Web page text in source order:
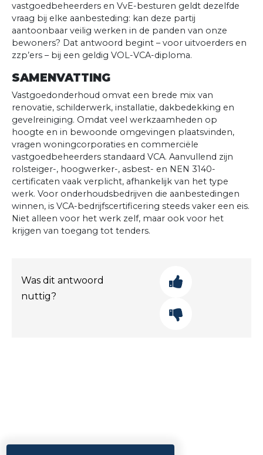
vastgoedbeheerders en VvE-besturen geldt dezelfde
vraag bij elke aanbesteding: kan deze partij
aantoonbaar veilig werken in de panden van onze
bewoners? Dat antwoord begint – voor uitvoerders en
zzp’ers – bij een geldig VOL-VCA-diploma.
SAMENVATTING
Vastgoedonderhoud omvat een brede mix van
renovatie, schilderwerk, installatie, dakbedekking en
gevelreiniging. Omdat veel werkzaamheden op
hoogte en in bewoonde omgevingen plaatsvinden,
vragen woningcorporaties en commerciële
vastgoedbeheerders standaard VCA. Aanvullend zijn
rolsteiger-, hoogwerker-, asbest- en NEN 3140-
certificaten vaak verplicht, afhankelijk van het type
werk. Voor onderhoudsbedrijven die aanbestedingen
winnen, is VCA-bedrijfscertificering steeds vaker een eis.
Niet alleen voor het werk zelf, maar ook voor het
krijgen van toegang tot tenders.
Was dit antwoord
nuttig?